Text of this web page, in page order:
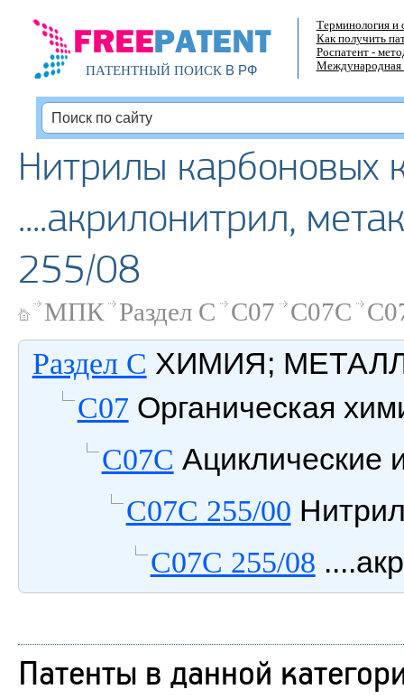
ПАТЕНТНЫЙ ПОИСКВ РФ
Терминология и
Как получить
Роспатент -
Международная
Нитрилы карбоновых
....акрилонитрил,
255/08
МПК Раздел C C07 C07C
Раздел C ХИМИЯ;
C07 Органическая
C07C Ациклические
C07C 255/00
C07C 255/08
Патенты в данной